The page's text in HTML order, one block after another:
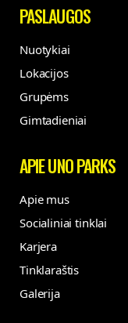
PASLAUGOS
Nuotykiai
Lokacijos
Grupėms
Gimtadieniai
APIE UNO PARKS
Apie mus
Socialiniai tinklai
Karjera
Tinklaraštis
Galerija